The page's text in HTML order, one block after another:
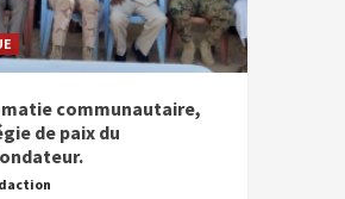
communautaire,
de paix du